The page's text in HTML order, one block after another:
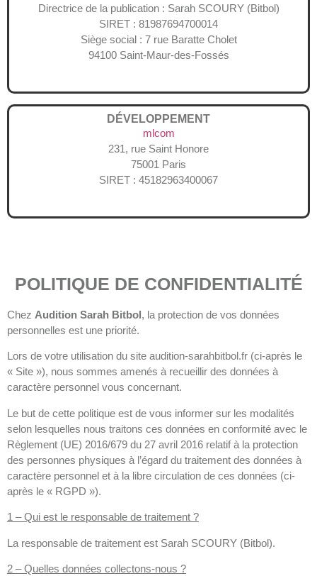
Directrice de la publication : Sarah SCOURY (Bitbol)
SIRET : 81987694700014
Siège social : 7 rue Baratte Cholet
94100 Saint-Maur-des-Fossés
DÉVELOPPEMENT
mlcom
231, rue Saint Honore
75001 Paris
SIRET : 45182963400067
POLITIQUE DE CONFIDENTIALITÉ
Chez Audition Sarah Bitbol, la protection de vos données
personnelles est une priorité.
Lors de votre utilisation du site audition-sarahbitbol.fr (ci-après le
« Site »), nous sommes amenés à recueillir des données à
caractère personnel vous concernant.
Le but de cette politique est de vous informer sur les modalités
selon lesquelles nous traitons ces données en conformité avec le
Règlement (UE) 2016/679 du 27 avril 2016 relatif à la protection
des personnes physiques à l’égard du traitement des données à
caractère personnel et à la libre circulation de ces données (ci-
après le « RGPD »).
1 – Qui est le responsable de traitement ?
La responsable de traitement est Sarah SCOURY (Bitbol).
2 – Quelles données collectons-nous ?